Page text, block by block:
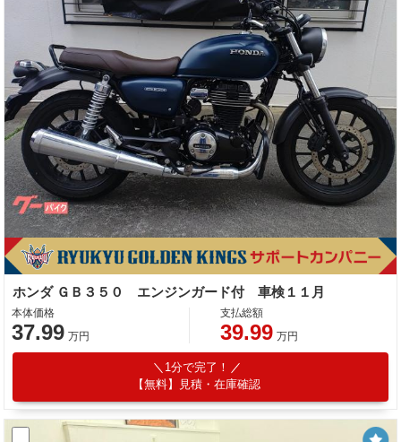
ホンダ ＧＢ３５０ エンジンガード付 車検１１月
本体価格
37.99 万円
支払総額
39.99 万円
1分で完了！
【無料】見積・在庫確認